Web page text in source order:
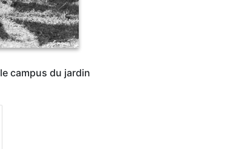
campus du jardin